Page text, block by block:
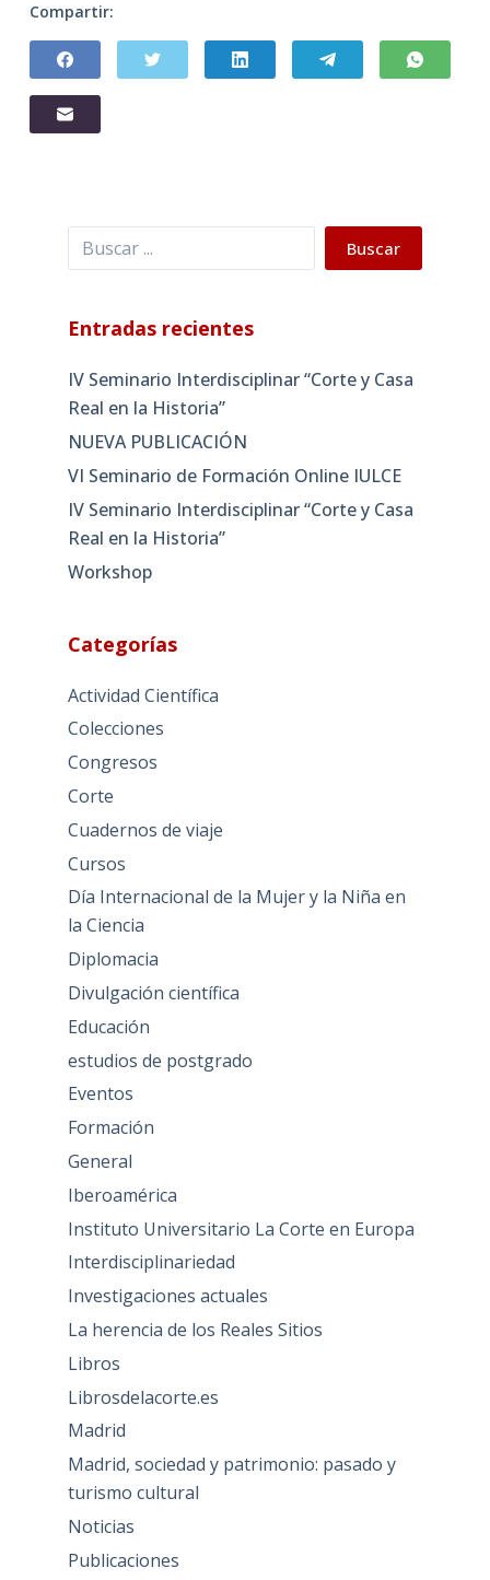
Compartir:
Buscar Buscar
Entradas recientes
IV Seminario Interdisciplinar “Corte y Casa
Real en la Historia”
NUEVA PUBLICACIÓN
VI Seminario de Formación Online IULCE
IV Seminario Interdisciplinar “Corte y Casa
Real en la Historia”
Workshop
Categorías
Actividad Científica
Colecciones
Congresos
Corte
Cuadernos de viaje
Cursos
Día Internacional de la Mujer y la Niña en
la Ciencia
Diplomacia
Divulgación científica
Educación
estudios de postgrado
Eventos
Formación
General
Iberoamérica
Instituto Universitario La Corte en Europa
Interdisciplinariedad
Investigaciones actuales
La herencia de los Reales Sitios
Libros
Librosdelacorte.es
Madrid
Madrid, sociedad y patrimonio: pasado y
turismo cultural
Noticias
Publicaciones